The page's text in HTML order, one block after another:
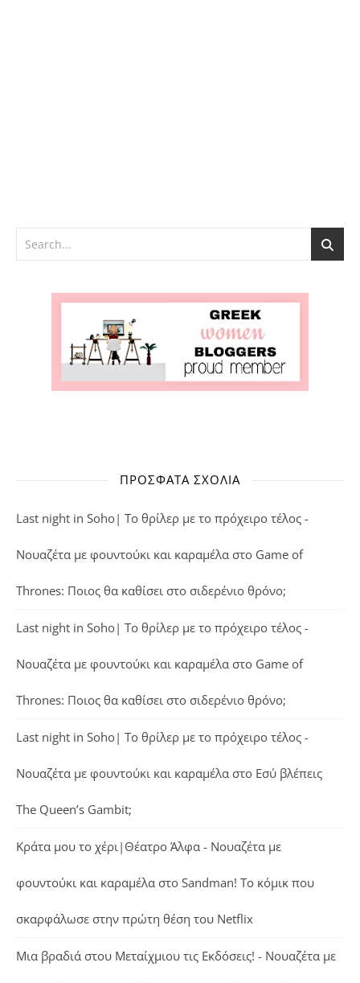
ΠΡΌΣΦΑΤΑ ΣΧΌΛΙΑ
Last night in Soho| Το θρίλερ με το πρόχειρο τέλος -
Νουαζέτα με φουντούκι και καραμέλα στο Game of
Thrones: Ποιος θα καθίσει στο σιδερένιο θρόνο;
Last night in Soho| Το θρίλερ με το πρόχειρο τέλος -
Νουαζέτα με φουντούκι και καραμέλα στο Game of
Thrones: Ποιος θα καθίσει στο σιδερένιο θρόνο;
Last night in Soho| Το θρίλερ με το πρόχειρο τέλος -
Νουαζέτα με φουντούκι και καραμέλα στο Εσύ βλέπεις
The Queen’s Gambit;
Κράτα μου το χέρι|Θέατρο Άλφα - Νουαζέτα με
φουντούκι και καραμέλα στο Sandman! Το κόμικ που
σκαρφάλωσε στην πρώτη θέση του Netflix
Μια βραδιά στου Μεταίχμιου τις Εκδόσεις! - Νουαζέτα με